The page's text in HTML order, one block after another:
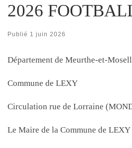
2026
Publié 1 juin 2026
Département de Meurthe-et-
Commune de LEXY
Circulation rue de Lorraine
Le Maire de la Commune de LEXY